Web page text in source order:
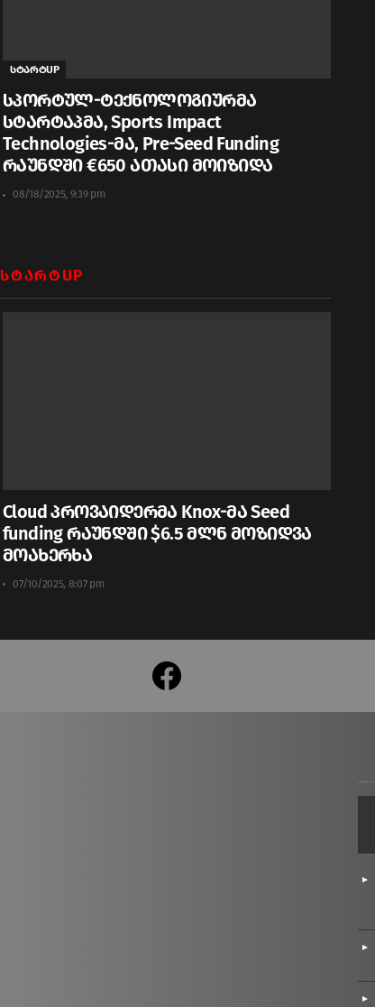
სტარტUP
სპორტულ-ტექნოლოგიურმა
სტარტაპმა, Sports Impact
Technologies-მა, Pre-Seed Funding
რაუნდში €650 ათასი მოიზიდა
08/18/2025, 9:39 pm
ᲡᲢᲐᲠᲢUP
Cloud პროვაიდერმა Knox-მა Seed
funding რაუნდში $6.5 მლნ მოზიდვა
მოახერხა
07/10/2025, 8:07 pm
facebook